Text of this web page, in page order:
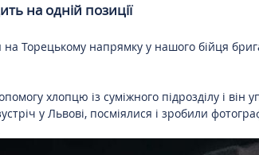
на одній позиції
на Торецькому напрямку у нашого бійця
хлопцю із суміжного підрозділу і він
у Львові, посміялися і зробили